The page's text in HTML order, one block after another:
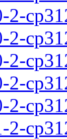
2-
2-
2-
2-
2-
2-